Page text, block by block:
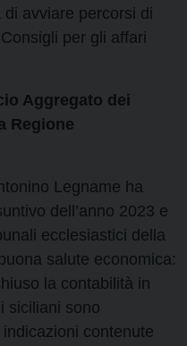
avviare percorsi di
per gli affari
Aggregato dei
Regione
Legname ha
dell’anno 2023 e
ecclesiastici della
salute economica:
la contabilità in
siciliani sono
contenute